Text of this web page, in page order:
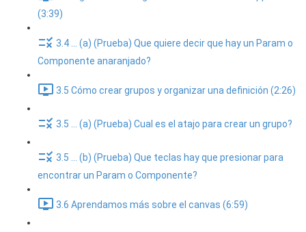
(3:39)
3.4 ... (a) (Prueba) Que quiere decir que hay un Param o
Componente anaranjado?
3.5 Cómo crear grupos y organizar una definición (2:26)
3.5 ... (a) (Prueba) Cual es el atajo para crear un grupo?
3.5 ... (b) (Prueba) Que teclas hay que presionar para
encontrar un Param o Componente?
3.6 Aprendamos más sobre el canvas (6:59)